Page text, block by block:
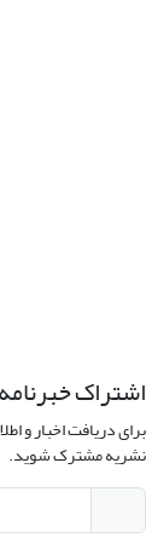
اشتراک خبرنامه
برای دریافت اخبار و
نشریه مشترک شوید.